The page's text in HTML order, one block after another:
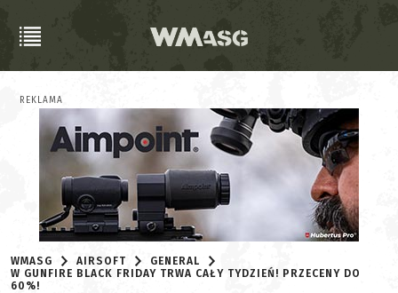
REKLAMA
WMASG AIRSOFT
GENERAL
W GUNFIRE BLACK FRIDAY TRWA CAŁY TYDZIEŃ! PRZECENY DO
60%!